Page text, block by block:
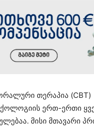
თერაპია (CBT)
ერთ-ერთი
მისი მთავარი